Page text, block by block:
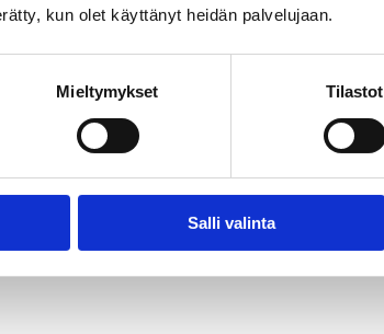
kun olet käyttänyt heidän palvelujaan.
Mieltymykset Tilastot
Salli valinta
Email this Page